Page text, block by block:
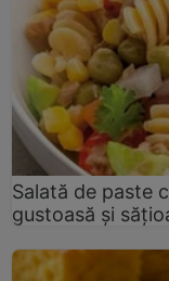
Salată de paste
gustoasă și